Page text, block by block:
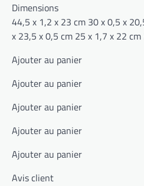
Dimensions
44,5 x 1,2 x 23 cm 30 x 0,5 x
x 23,5 x 0,5 cm 25 x 1,7 x 22
Ajouter au panier
Ajouter au panier
Ajouter au panier
Ajouter au panier
Ajouter au panier
Avis client